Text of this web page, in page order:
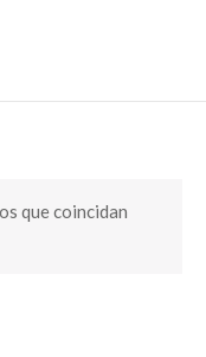
que coincidan